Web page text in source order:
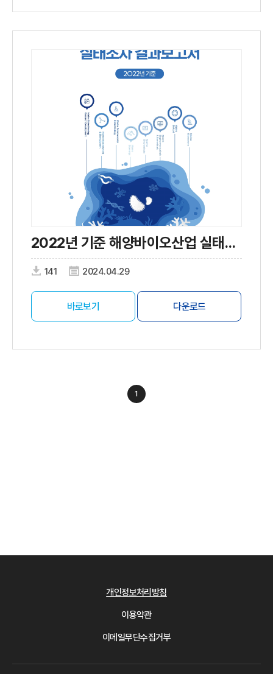
2022년 기준 해양바이오산업 실태조사
141 2024.04.29
바로보기 다운로드
1
개인정보처리방침
이용약관
이메일무단수집거부